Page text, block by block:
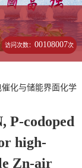
访问次数：00108007次
化与储能界面化学
P-codoped
high-
Zn-air